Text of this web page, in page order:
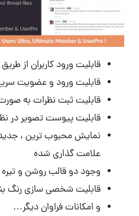
قابلیت ورود کاربران از
قابلیت ورود و عضویت
قابلیت ثبت نظرات به
قابلیت پیوست تصویر در
نمایش محبوب ترین ،
علامت گذاری شده
وجود دو قالب روشن و تیره
قابلیت شخصی سازی رنگ
و امکانات فراوان دیگر…